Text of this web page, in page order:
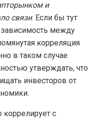
и
связи. Если бы тут
зависимость между
корреляция
в таком случае
утверждать, что
инвесторов от
коррелирует с